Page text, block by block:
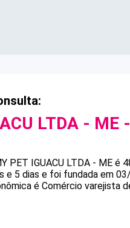
LTDA - ME
PET IGUACU LTDA - ME é
e 5 dias e foi fundada em
é Comércio varejista